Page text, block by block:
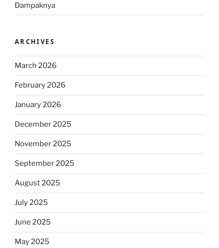
Dampaknya
ARCHIVES
March 2026
February 2026
January 2026
December 2025
November 2025
September 2025
August 2025
July 2025
June 2025
May 2025